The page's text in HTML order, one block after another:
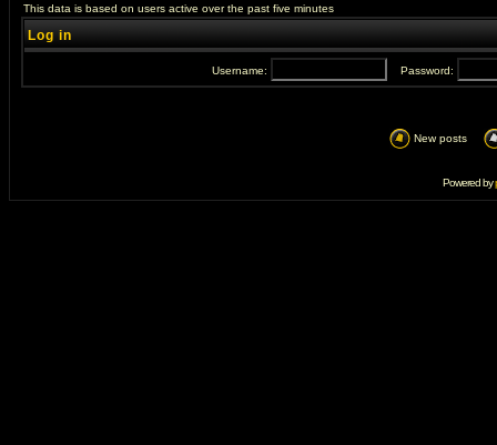
This data is based on users active over the past five minutes
Log in
Username: Password:
New posts
Powered by